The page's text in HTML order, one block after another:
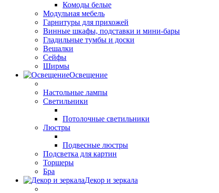
Комоды белые
Модульная мебель
Гарнитуры для прихожей
Винные шкафы, подставки и мини-бары
Гладильные тумбы и доски
Вешалки
Сейфы
Ширмы
Освещение
Настольные лампы
Светильники
Потолочные светильники
Люстры
Подвесные люстры
Подсветка для картин
Торшеры
Бра
Декор и зеркала